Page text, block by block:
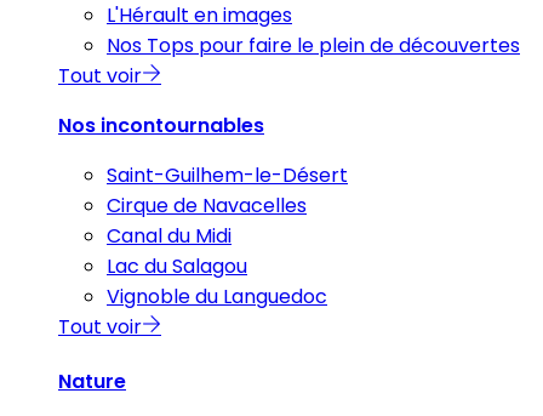
L'Hérault en images
Nos Tops pour faire le plein de découvertes
Tout voir
Nos incontournables
Saint-Guilhem-le-Désert
Cirque de Navacelles
Canal du Midi
Lac du Salagou
Vignoble du Languedoc
Tout voir
Nature